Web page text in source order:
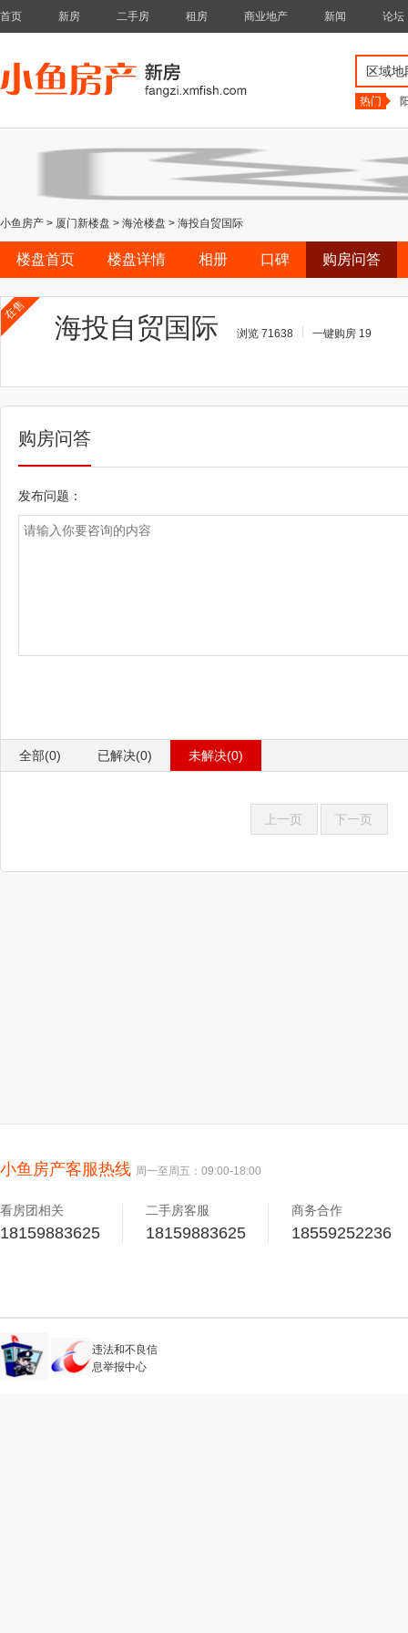
首页 新房 二手房 租房 商业地产 新闻 论坛
区域地
热门
小鱼房产 > 厦门新楼盘 > 海沧楼盘 > 海投自贸国际
楼盘首页 楼盘详情 相册 口碑 购房问答
在售
海投自贸国际 浏览 71638 一键购房 19
购房问答
发布问题：
全部(0) 已解决(0) 未解决(0)
上一页 下一页
小鱼房产客服热线 周一至周五：09:00-18:00
看房团相关
18159883625
二手房客服
18159883625
商务合作
18559252236
违法和不良信
息举报中心